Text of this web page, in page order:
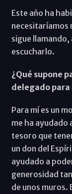
Este año ha
necesitaríamos
sigue llamando,
escucharlo.
¿Qué supone
delegado para
Para mí es un
me ha ayudado
tesoro que
un don del
ayudado a
generosidad
de unos muros.